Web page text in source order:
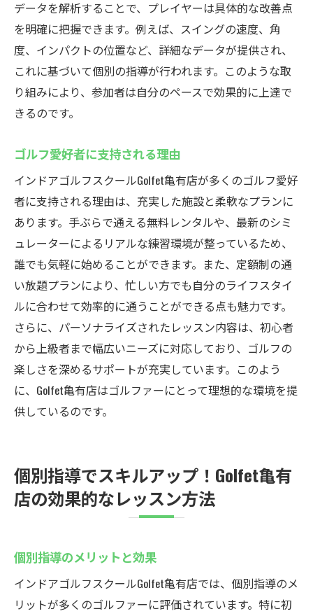
データを解析することで、プレイヤーは具体的な改善点
を明確に把握できます。例えば、スイングの速度、角
度、インパクトの位置など、詳細なデータが提供され、
これに基づいて個別の指導が行われます。このような取
り組みにより、参加者は自分のペースで効果的に上達で
きるのです。
ゴルフ愛好者に支持される理由
インドアゴルフスクールGolfet亀有店が多くのゴルフ愛好
者に支持される理由は、充実した施設と柔軟なプランに
あります。手ぶらで通える無料レンタルや、最新のシミ
ュレーターによるリアルな練習環境が整っているため、
誰でも気軽に始めることができます。また、定額制の通
い放題プランにより、忙しい方でも自分のライフスタイ
ルに合わせて効率的に通うことができる点も魅力です。
さらに、パーソナライズされたレッスン内容は、初心者
から上級者まで幅広いニーズに対応しており、ゴルフの
楽しさを深めるサポートが充実しています。このよう
に、Golfet亀有店はゴルファーにとって理想的な環境を提
供しているのです。
個別指導でスキルアップ！Golfet亀有
店の効果的なレッスン方法
個別指導のメリットと効果
インドアゴルフスクールGolfet亀有店では、個別指導のメ
リットが多くのゴルファーに評価されています。特に初